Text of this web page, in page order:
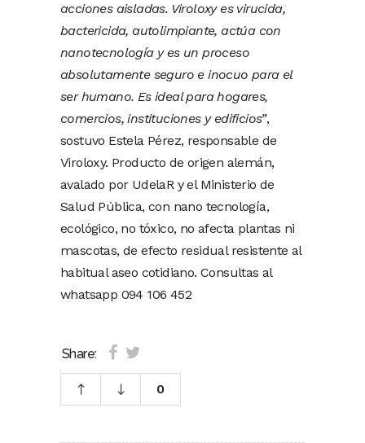
acciones aisladas. Viroloxy es virucida,
bactericida, autolimpiante, actúa con
nanotecnología y es un proceso
absolutamente seguro e inocuo para el
ser humano. Es ideal para hogares,
comercios, instituciones y edificios”,
sostuvo Estela Pérez, responsable de
Viroloxy. Producto de origen alemán,
avalado por UdelaR y el Ministerio de
Salud Pública, con nano tecnología,
ecológico, no tóxico, no afecta plantas ni
mascotas, de efecto residual resistente al
habitual aseo cotidiano. Consultas al
whatsapp 094 106 452
Share:
0